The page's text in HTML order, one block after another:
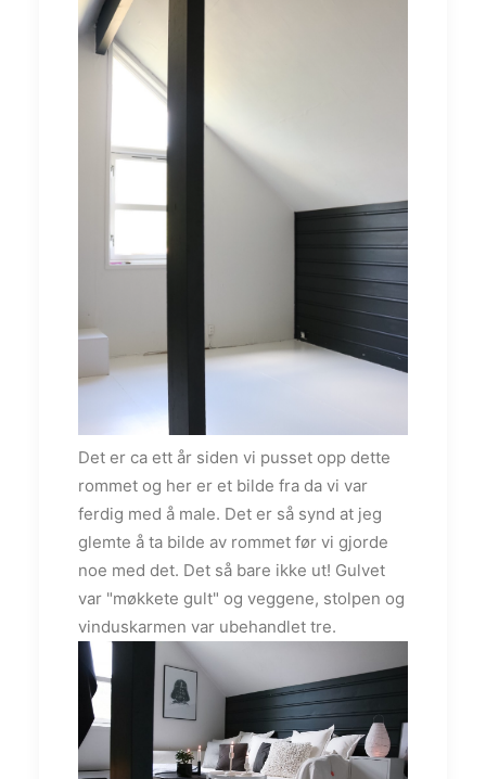
Det er ca ett år siden vi pusset opp dette
rommet og her er et bilde fra da vi var
ferdig med å male. Det er så synd at jeg
glemte å ta bilde av rommet før vi gjorde
noe med det. Det så bare ikke ut! Gulvet
var "møkkete gult" og veggene, stolpen og
vinduskarmen var ubehandlet tre.